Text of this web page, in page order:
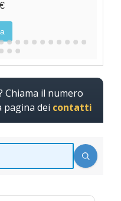
Chiama il numero
dei contatti